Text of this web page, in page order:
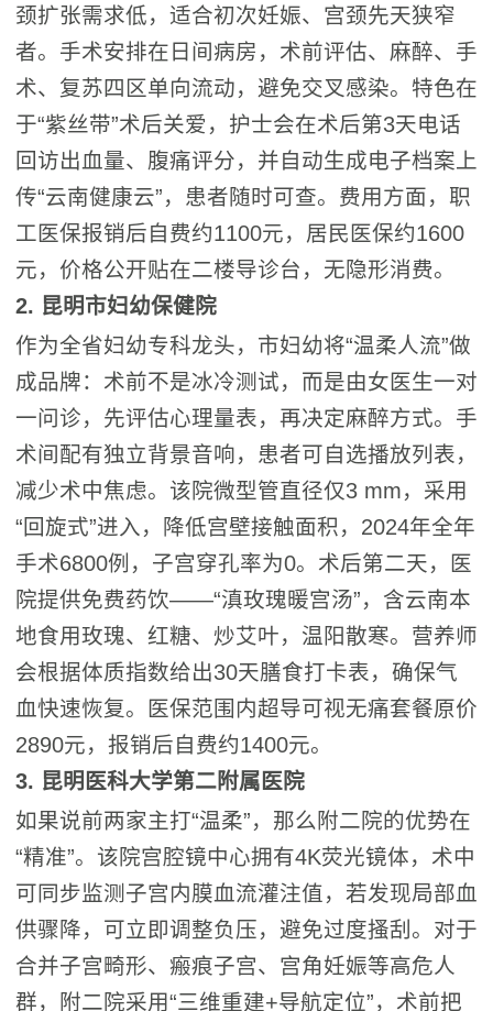
颈扩张需求低，适合初次妊娠、宫颈先天狭窄
者。手术安排在日间病房，术前评估、麻醉、手
术、复苏四区单向流动，避免交叉感染。特色在
于“紫丝带”术后关爱，护士会在术后第3天电话
回访出血量、腹痛评分，并自动生成电子档案上
传“云南健康云”，患者随时可查。费用方面，职
工医保报销后自费约1100元，居民医保约1600
元，价格公开贴在二楼导诊台，无隐形消费。
2. 昆明市妇幼保健院
作为全省妇幼专科龙头，市妇幼将“温柔人流”做
成品牌：术前不是冰冷测试，而是由女医生一对
一问诊，先评估心理量表，再决定麻醉方式。手
术间配有独立背景音响，患者可自选播放列表，
减少术中焦虑。该院微型管直径仅3 mm，采用
“回旋式”进入，降低宫壁接触面积，2024年全年
手术6800例，子宫穿孔率为0。术后第二天，医
院提供免费药饮——“滇玫瑰暖宫汤”，含云南本
地食用玫瑰、红糖、炒艾叶，温阳散寒。营养师
会根据体质指数给出30天膳食打卡表，确保气
血快速恢复。医保范围内超导可视无痛套餐原价
2890元，报销后自费约1400元。
3. 昆明医科大学第二附属医院
如果说前两家主打“温柔”，那么附二院的优势在
“精准”。该院宫腔镜中心拥有4K荧光镜体，术中
可同步监测子宫内膜血流灌注值，若发现局部血
供骤降，可立即调整负压，避免过度搔刮。对于
合并子宫畸形、瘢痕子宫、宫角妊娠等高危人
群，附二院采用“三维重建+导航定位”，术前把